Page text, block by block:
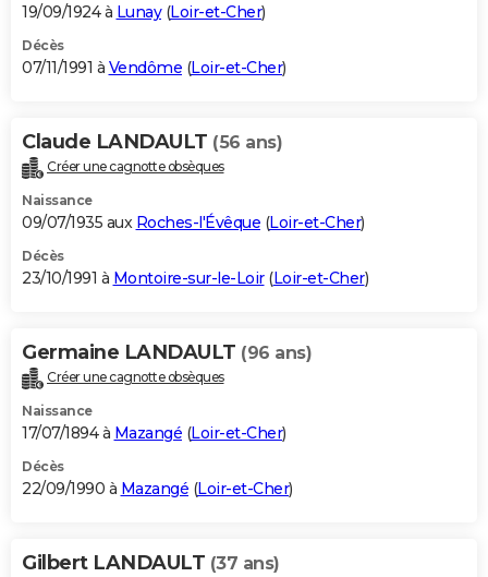
19/09/1924 à Lunay(Loir-et-Cher)
Décès
07/11/1991 à Vendôme (Loir-et-Cher)
Claude LANDAULT (56 ans)
Créer une cagnotte obsèques
Naissance
09/07/1935 aux Roches-l'Évêque (Loir-et-Cher)
Décès
23/10/1991 à Montoire-sur-le-Loir(Loir-et-Cher)
Germaine LANDAULT (96 ans)
Créer une cagnotte obsèques
Naissance
17/07/1894 à Mazangé (Loir-et-Cher)
Décès
22/09/1990 à Mazangé (Loir-et-Cher)
Gilbert LANDAULT (37 ans)